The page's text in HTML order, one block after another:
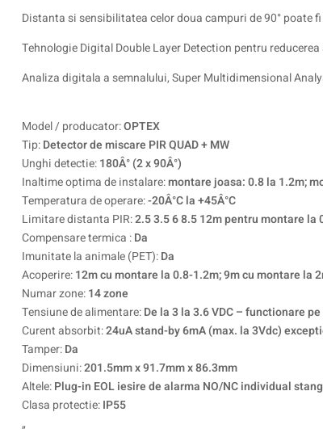
Distanta si sensibilitatea celor doua campuri de 90° poate
Tehnologie Digital Double Layer Detection pentru
Analiza digitala a semnalului, Super Multidimensional
Model / producator:OPTEX
Tip:Detector de miscare PIR QUAD + MW
Unghi detectie:180Â° (2 x 90Â°)
Inaltime optima de instalare:montare joasa: 0.8 la 1.2m;
Temperatura de operare:-20Â°C la +45Â°C
Limitare distanta PIR:2.5 3.5 6 8.5 12m pentru montare
Compensare termica :Da
Imunitate la animale (PET):Da
Acoperire:12m cu montare la 0.8-1.2m; 9m cu montare la
Numar zone:14 zone
Tensiune de alimentare:De la 3 la 3.6 VDC – functionare
Curent absorbit:24uA stand-by 6mA (max. la 3Vdc)
Tamper:Da
Dimensiuni:201.5mm x 91.7mm x 86.3mm
Altele:Plug-in EOL iesire de alarma NO/NC individual
Clasa protectie:IP55
„